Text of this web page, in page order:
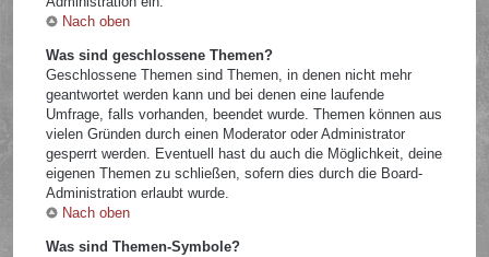
Nach oben
Was sind geschlossene Themen?
Geschlossene Themen sind Themen, in denen nicht mehr
geantwortet werden kann und bei denen eine laufende
Umfrage, falls vorhanden, beendet wurde. Themen können aus
vielen Gründen durch einen Moderator oder Administrator
gesperrt werden. Eventuell hast du auch die Möglichkeit, deine
eigenen Themen zu schließen, sofern dies durch die Board-
Administration erlaubt wurde.
Nach oben
Was sind Themen-Symbole?